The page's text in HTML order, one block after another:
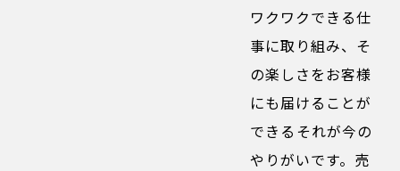
ワクワクできる仕
事に取り組み、そ
の楽しさをお客様
にも届けることが
できる――それが今の
やりがいです。売